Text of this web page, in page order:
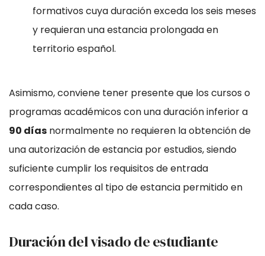
formativos cuya duración exceda los seis meses
y requieran una estancia prolongada en
territorio español.
Asimismo, conviene tener presente que los cursos o
programas académicos con una duración inferior a
90 días normalmente no requieren la obtención de
una autorización de estancia por estudios, siendo
suficiente cumplir los requisitos de entrada
correspondientes al tipo de estancia permitido en
cada caso.
Duración del visado de estudiante